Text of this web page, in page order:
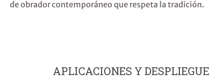
de obrador contemporáneo que respeta la tradición.
APLICACIONES Y DESPLIEGUE